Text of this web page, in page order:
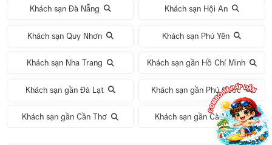
Khách sạn Đà Nẵng Khách sạn Hội An
Khách sạn Quy Nhơn Khách sạn Phú Yên
Khách sạn Nha Trang Khách sạn gần Hồ Chí Minh
Khách sạn gần Đà Lạt Khách sạn gần Phú Quốc
Khách sạn gần Cần Thơ Khách sạn gần Cà Mau